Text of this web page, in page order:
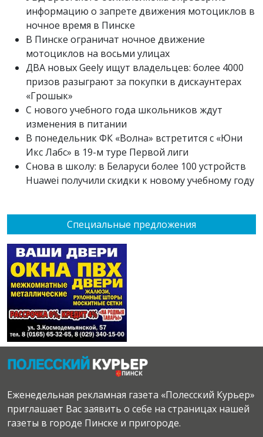
Специальные предложения
информацию о запрете движения мотоциклов в
ночное время в Пинске
В Пинске ограничат ночное движение
мотоциклов на восьми улицах
ДВА новых Geely ищут владельцев: более 4000
призов разыграют за покупки в дискаунтерах
«Грошык»
С нового учебного года школьников ждут
изменения в питании
В понедельник ФК «Волна» встретится с «Юни
Икс Лабс» в 19-м туре Первой лиги
Снова в школу: в Беларуси более 100 устройств
Huawei получили скидки к новому учебному году
Еженедельная рекламная газета «Полесский Курьер»
приглашает Вас заявить о себе на страницах нашей
газеты в городе Пинске и пригороде.